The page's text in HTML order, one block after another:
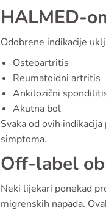
HALMED-
Odobrene indikacije
Osteoartritis
Reumatoidni artritis
Ankilozični
Akutna bol
Svaka od ovih
simptoma.
Off-label
Neki lijekari ponekad
migrenskih napada.